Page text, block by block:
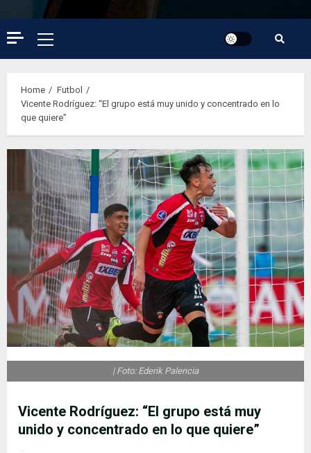
Primary
Menu
Home
Futbol
Vicente Rodríguez: “El grupo está muy unido y concentrado en lo
que quiere”
Vicente Rodríguez: “El grupo está muy
unido y concentrado en lo que quiere”
| Foto: Ederik Palencia